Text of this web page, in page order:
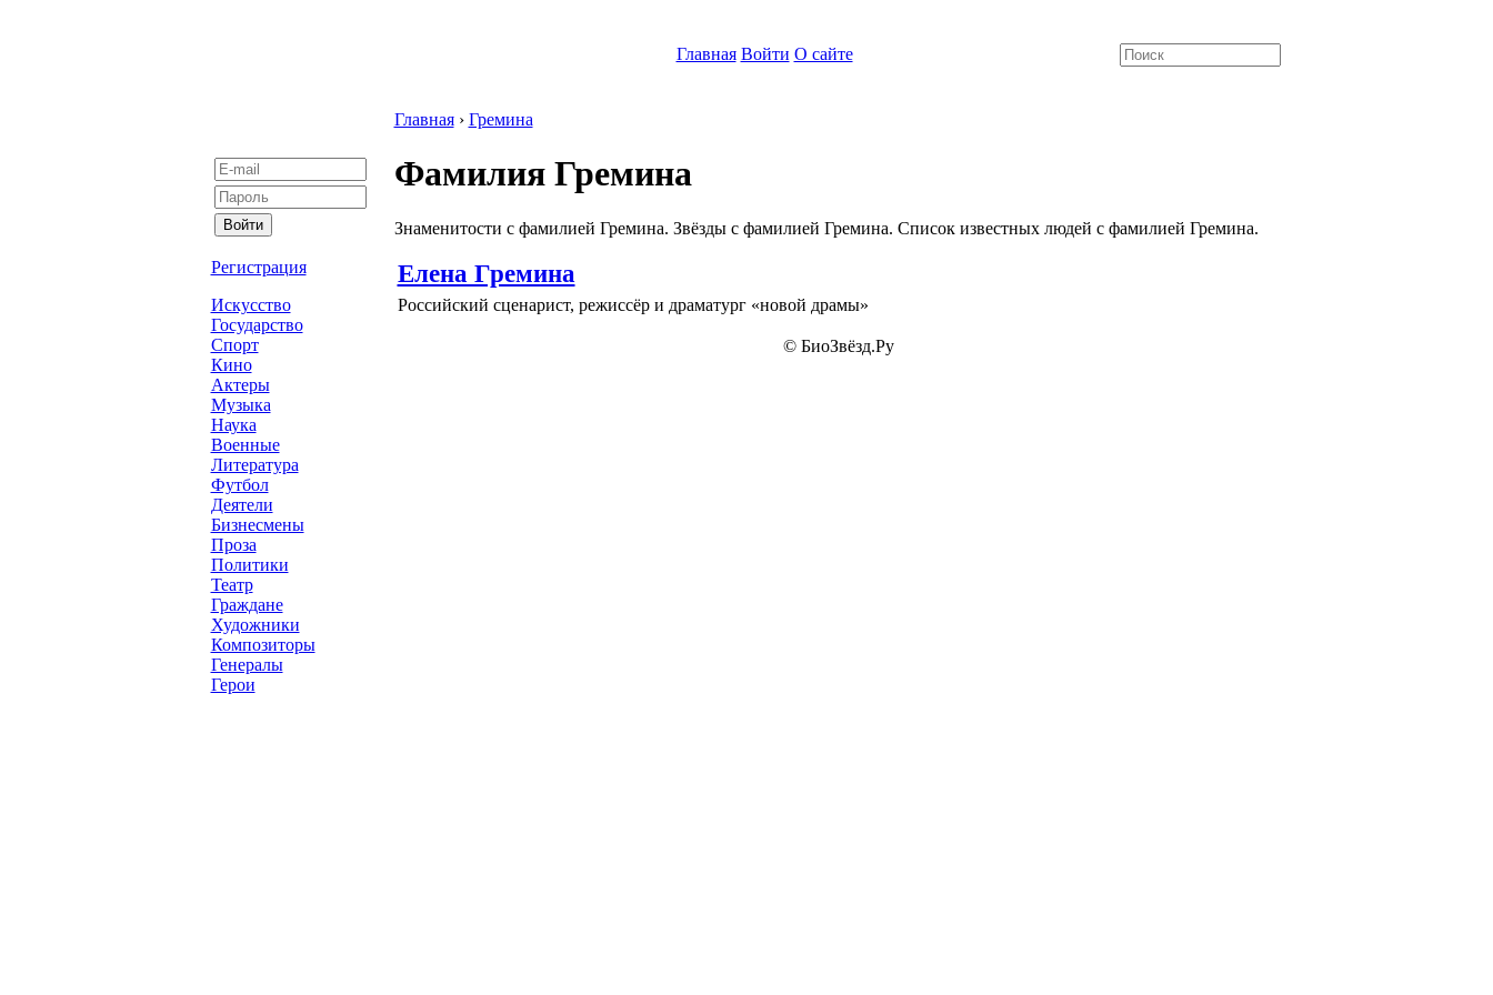
Главная Войти О сайте
Регистрация
Искусство
Государство
Спорт
Кино
Актеры
Музыка
Наука
Военные
Литература
Футбол
Деятели
Бизнесмены
Проза
Политики
Театр
Граждане
Художники
Композиторы
Генералы
Герои
Главная› Гремина
Фамилия Гремина
Знаменитости с фамилией Гремина. Звёзды с фамилией Гремина. Список известных людей с фамилией Гремина.
Елена Гремина
Российский сценарист, режиссёр и драматург «новой драмы»
© БиоЗвёзд.Ру